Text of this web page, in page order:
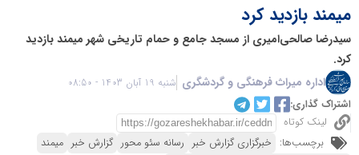
میمند بازدید کرد
سیدرضا صالحی‌امیری از مسجد جامع و حمام تاریخی شهر میمند بازدید
کرد.
اداره میراث فرهنگی و گردشگری شنبه 19 آبان 1403 - 08:50
اشتراک گذاری:
لینک کوتاه
برچسب‌ها: خبرگزاری گزارش خبر رسانه سئو محور گزارش خبر میمند